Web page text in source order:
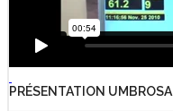
PRÉSENTATION UMBROSA